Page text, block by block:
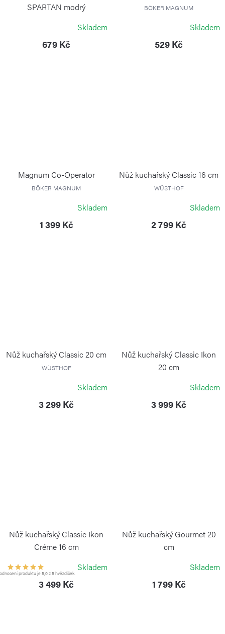
SPARTAN modrý
Skladem
679 Kč
BÖKER MAGNUM
Skladem
529 Kč
Magnum Co-Operator
BÖKER MAGNUM
Skladem
1 399 Kč
Nůž kuchařský Classic 16 cm
WÜSTHOF
Skladem
2 799 Kč
Nůž kuchařský Classic 20 cm
WÜSTHOF
Skladem
3 299 Kč
Nůž kuchařský Classic Ikon
20 cm
Skladem
3 999 Kč
Nůž kuchařský Classic Ikon
Créme 16 cm
produktu je 5,0 z 5 hvězdiček.
Skladem
3 499 Kč
Nůž kuchařský Gourmet 20
cm
Skladem
1 799 Kč